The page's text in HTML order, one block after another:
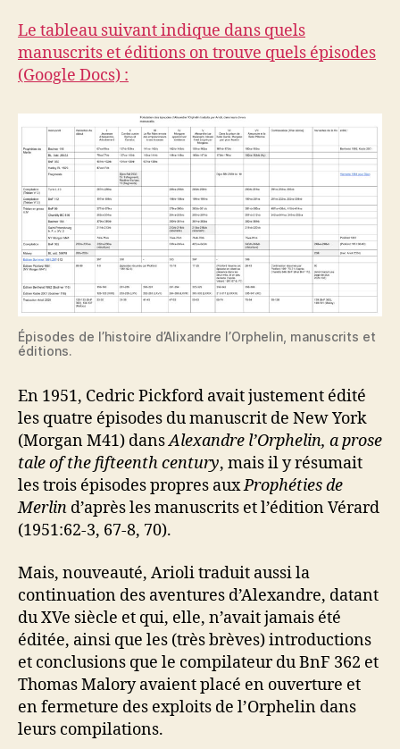
Le tableau suivant indique dans quels
manuscrits et éditions on trouve quels épisodes
(Google Docs) :
Épisodes de l’histoire d’Alixandre l’Orphelin, manuscrits et
éditions.
En 1951, Cedric Pickford avait justement édité
les quatre épisodes du manuscrit de New York
(Morgan M41) dansAlexandre l’Orphelin, a prose
tale of the fifteenth century, mais il y résumait
les trois épisodes propres auxProphéties de
Merlin d’après les manuscrits et l’édition Vérard
(1951:62-3, 67-8, 70).
Mais, nouveauté, Arioli traduit aussi la
continuation des aventures d’Alexandre, datant
du XVe siècle et qui, elle, n’avait jamais été
éditée, ainsi que les (très brèves) introductions
et conclusions que le compilateur du BnF 362 et
Thomas Malory avaient placé en ouverture et
en fermeture des exploits de l’Orphelin dans
leurs compilations.